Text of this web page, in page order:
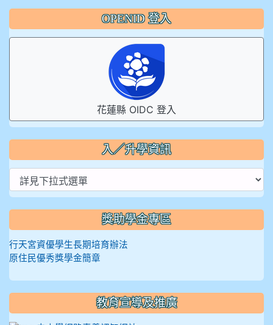
OPENID 登入
花蓮縣 OIDC 登入
入／升學資訊
獎助學金專區
行天宮資優學生長期培育辦法
原住民優秀獎學金簡章
教育宣導及推廣